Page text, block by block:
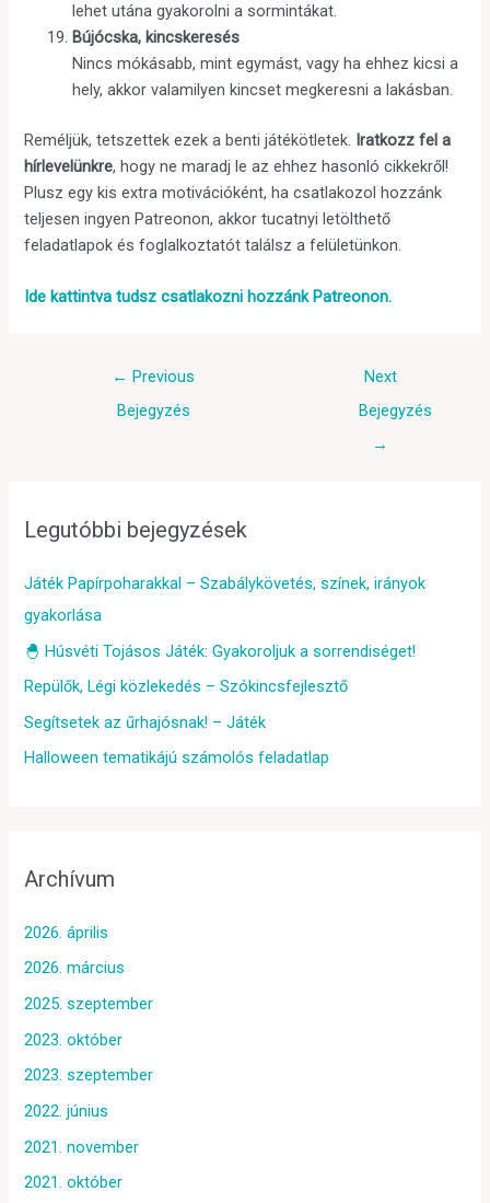
lehet utána gyakorolni a sormintákat.
Bújócska, kincskeresés
Nincs mókásabb, mint egymást, vagy ha ehhez kicsi a
hely, akkor valamilyen kincset megkeresni a lakásban.
Reméljük, tetszettek ezek a benti játékötletek. Iratkozz fel a
hírlevelünkre, hogy ne maradj le az ehhez hasonló cikkekről!
Plusz egy kis extra motivációként, ha csatlakozol hozzánk
teljesen ingyen Patreonon, akkor tucatnyi letölthető
feladatlapok és foglalkoztatót találsz a felületünkon.
Ide kattintva tudsz csatlakozni hozzánk Patreonon.
← Previous
Bejegyzés
Next
Bejegyzés
→
Legutóbbi bejegyzések
Játék Papírpoharakkal – Szabálykövetés, színek, irányok
gyakorlása
🐣 Húsvéti Tojásos Játék: Gyakoroljuk a sorrendiséget!
Repülők, Légi közlekedés – Szókincsfejlesztő
Segítsetek az űrhajósnak! – Játék
Halloween tematikájú számolós feladatlap
Archívum
2026. április
2026. március
2025. szeptember
2023. október
2023. szeptember
2022. június
2021. november
2021. október